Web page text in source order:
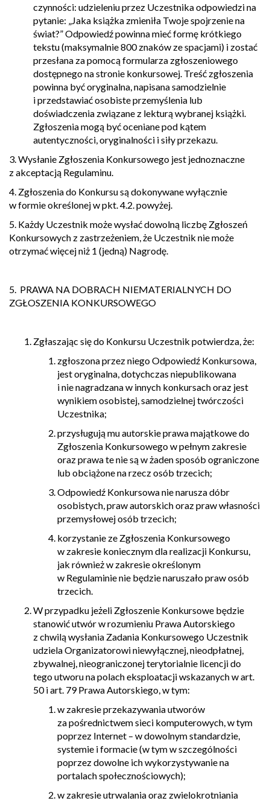
czynności: udzieleniu przez Uczestnika odpowiedzi na
pytanie: „Jaka książka zmieniła Twoje spojrzenie na
świat?” Odpowiedź powinna mieć formę krótkiego
tekstu (maksymalnie 800 znaków ze spacjami) i zostać
przesłana za pomocą formularza zgłoszeniowego
dostępnego na stronie konkursowej. Treść zgłoszenia
powinna być oryginalna, napisana samodzielnie
i przedstawiać osobiste przemyślenia lub
doświadczenia związane z lekturą wybranej książki.
Zgłoszenia mogą być oceniane pod kątem
autentyczności, oryginalności i siły przekazu.
3. Wysłanie Zgłoszenia Konkursowego jest jednoznaczne
z akceptacją Regulaminu.
4. Zgłoszenia do Konkursu są dokonywane wyłącznie
w formie określonej w pkt. 4.2. powyżej.
5. Każdy Uczestnik może wysłać dowolną liczbę Zgłoszeń
Konkursowych z zastrzeżeniem, że Uczestnik nie może
otrzymać więcej niż 1 (jedną) Nagrodę.
5. PRAWA NA DOBRACH NIEMATERIALNYCH DO
ZGŁOSZENIA KONKURSOWEGO
Zgłaszając się do Konkursu Uczestnik potwierdza, że:
zgłoszona przez niego Odpowiedź Konkursowa,
jest oryginalna, dotychczas niepublikowana
i nie nagradzana w innych konkursach oraz jest
wynikiem osobistej, samodzielnej twórczości
Uczestnika;
przysługują mu autorskie prawa majątkowe do
Zgłoszenia Konkursowego w pełnym zakresie
oraz prawa te nie są w żaden sposób ograniczone
lub obciążone na rzecz osób trzecich;
Odpowiedź Konkursowa nie narusza dóbr
osobistych, praw autorskich oraz praw własności
przemysłowej osób trzecich;
korzystanie ze Zgłoszenia Konkursowego
w zakresie koniecznym dla realizacji Konkursu,
jak również w zakresie określonym
w Regulaminie nie będzie naruszało praw osób
trzecich.
W przypadku jeżeli Zgłoszenie Konkursowe będzie
stanowić utwór w rozumieniu Prawa Autorskiego
z chwilą wysłania Zadania Konkursowego Uczestnik
udziela Organizatorowi niewyłącznej, nieodpłatnej,
zbywalnej, nieograniczonej terytorialnie licencji do
tego utworu na polach eksploatacji wskazanych w art.
50 i art. 79 Prawa Autorskiego, w tym:
w zakresie przekazywania utworów
za pośrednictwem sieci komputerowych, w tym
poprzez Internet – w dowolnym standardzie,
systemie i formacie (w tym w szczególności
poprzez dowolne ich wykorzystywanie na
portalach społecznościowych);
w zakresie utrwalania oraz zwielokrotniania